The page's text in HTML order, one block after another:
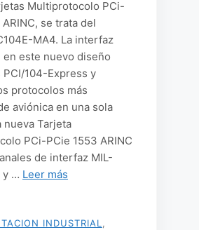
Multiprotocolo PCi-
se trata del
MA4. La interfaz
este nuevo diseño
104-Express y
protocolos más
aviónica en una sola
nueva Tarjeta
PCi-PCie 1553 ARINC
de interfaz MIL-
y … Leer más
INDUSTRIAL